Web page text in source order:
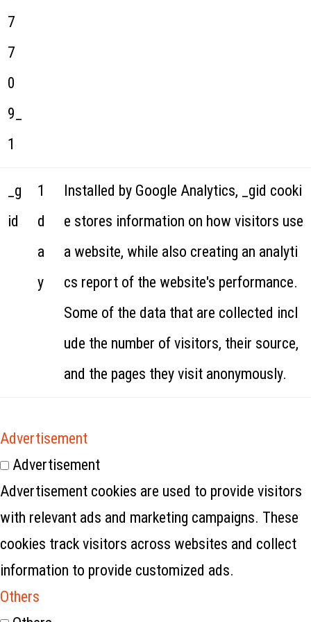
7
7
0
9_
1
_g
id
1
d
a
y
Installed by Google Analytics, _gid cooki
e stores information on how visitors use
a website, while also creating an analyti
cs report of the website's performance.
Some of the data that are collected incl
ude the number of visitors, their source,
and the pages they visit anonymously.
Advertisement
Advertisement
Advertisement cookies are used to provide visitors
with relevant ads and marketing campaigns. These
cookies track visitors across websites and collect
information to provide customized ads.
Others